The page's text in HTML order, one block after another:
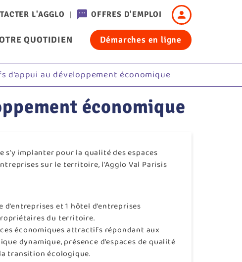
L'AGGLO OFFRES D'EMPLOI
Header
-
Connexion
QUOTIDIEN Démarches en ligne
d’appui au développement économique
économique
implanter pour la qualité des espaces
sur le territoire, l’Agglo Val Parisis
et 1 hôtel d’entreprises
du territoire.
économiques attractifs répondant aux
dynamique, présence d’espaces de qualité
transition écologique.